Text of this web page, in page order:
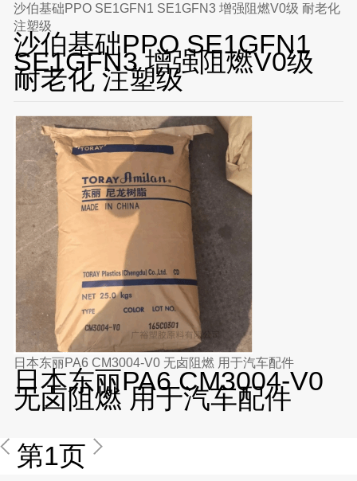
沙伯基础PPO SE1GFN1 SE1GFN3 增强阻燃V0级 耐老化
注塑级
沙伯基础PPO SE1GFN1
SE1GFN3 增强阻燃V0级
耐老化 注塑级
日本东丽PA6 CM3004-V0 无卤阻燃 用于汽车配件
日本东丽PA6 CM3004-V0
无卤阻燃 用于汽车配件
第1页